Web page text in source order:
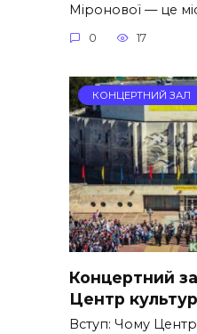
Міронової — це
0 17
КОНЦЕРТНИЙ ЗАЛ
Концертний
Центр
Вступ: Чому Центр